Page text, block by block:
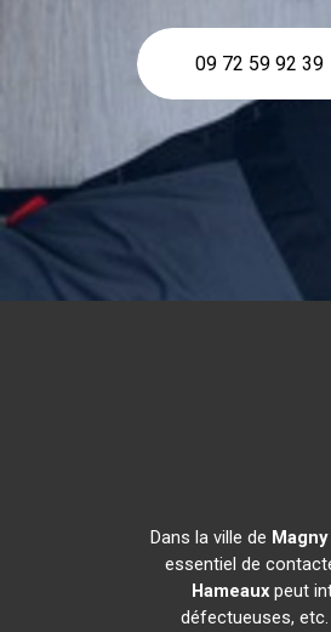
09 72 59 92 39
Dans la ville de
essentiel de
Hameauxpeut
défectueuses,